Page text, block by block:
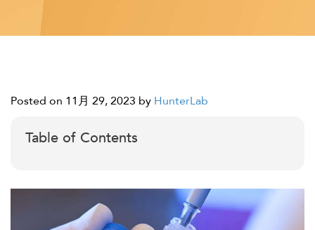
Posted on 11月 29, 2023 by HunterLab
Table of Contents